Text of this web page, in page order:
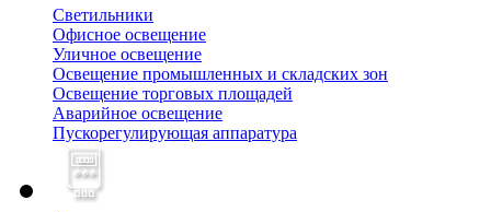
Светильники
Офисное освещение
Уличное освещение
Освещение промышленных и складских зон
Освещение торговых площадей
Аварийное освещение
Пускорегулирующая аппаратура